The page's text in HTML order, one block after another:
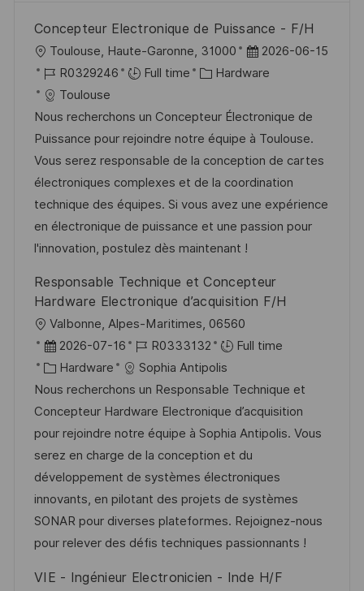
Concepteur Electronique de Puissance - F/H
L
o
c
a
t
i
o
n
Toulouse, Haute-Garonne, 31000
P
o
t
e
d
D
a
t
e
2026-06-15
J
o
b
I
d
R0329246 Full time
C
t
e
g
o
r
y
Hardware
Toulouse
Nous recherchons un Concepteur Électronique de
Puissance pour rejoindre notre équipe à Toulouse.
Vous serez responsable de la conception de cartes
électroniques complexes et de la coordination
technique des équipes. Si vous avez une expérience
en électronique de puissance et une passion pour
l'innovation, postulez dès maintenant !
Responsable Technique et Concepteur
Hardware Electronique d’acquisition F/H
L
o
c
a
t
i
o
n
Valbonne, Alpes-Maritimes, 06560
P
o
s
t
e
d
D
a
t
e
2026-07-16
J
o
b
I
d
R0333132
Full time
C
a
t
e
g
o
r
y
Hardware
Sophia Antipolis
Nous recherchons un Responsable Technique et
Concepteur Hardware Electronique d’acquisition
pour rejoindre notre équipe à Sophia Antipolis. Vous
serez en charge de la conception et du
développement de systèmes électroniques
innovants, en pilotant des projets de systèmes
SONAR pour diverses plateformes. Rejoignez-nous
pour relever des défis techniques passionnants !
VIE - Ingénieur Electronicien - Inde H/F